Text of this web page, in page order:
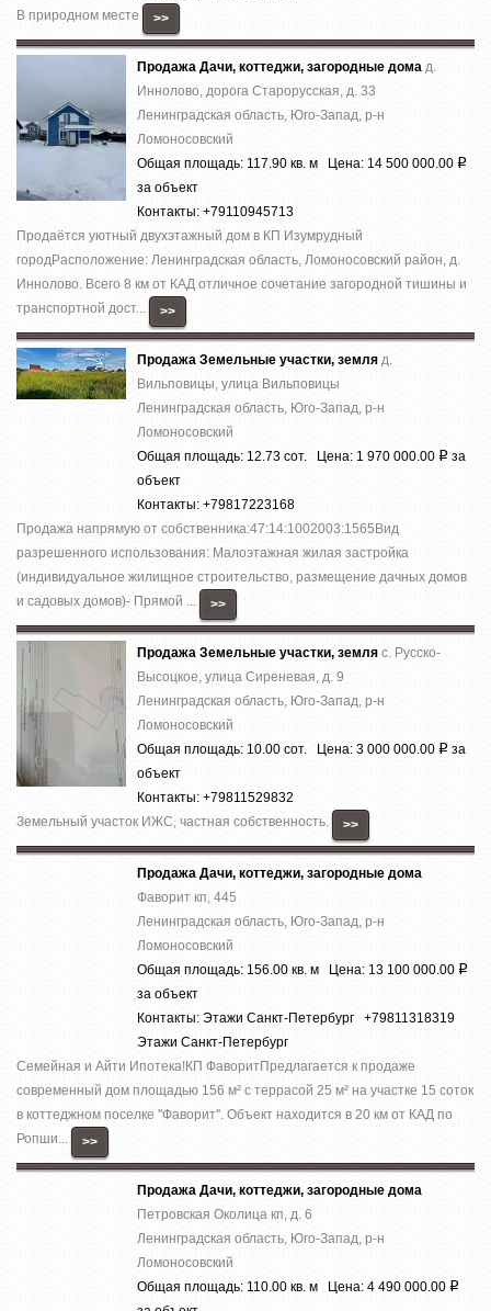
В природном месте
>>
Продажа Дачи, коттеджи, загородные дома д.
Иннолово, дорога Старорусская, д. 33
Ленинградская область, Юго-Запад, р-н
Ломоносовский
Общая площадь: 117.90 кв. м Цена: 14 500 000.00 Р
за объект
Контакты: +79110945713
Продаётся уютный двухэтажный дом в КП Изумрудный
городРасположение: Ленинградская область, Ломоносовский район, д.
Иннолово. Всего 8 км от КАД отличное сочетание загородной тишины и
транспортной дост...
>>
Продажа Земельные участки, земля д.
Вильповицы, улица Вильповицы
Ленинградская область, Юго-Запад, р-н
Ломоносовский
Общая площадь: 12.73 сот. Цена: 1 970 000.00 Р за
объект
Контакты: +79817223168
Продажа напрямую от собственника:47:14:1002003:1565Вид
разрешенного использования: Малоэтажная жилая застройка
(индивидуальное жилищное строительство, размещение дачных домов
и садовых домов)- Прямой ...
>>
Продажа Земельные участки, земля с. Русско-
Высоцкое, улица Сиреневая, д. 9
Ленинградская область, Юго-Запад, р-н
Ломоносовский
Общая площадь: 10.00 сот. Цена: 3 000 000.00 Р за
объект
Контакты: +79811529832
Земельный участок ИЖС, частная собственность.
>>
Продажа Дачи, коттеджи, загородные дома
Фаворит кп, 445
Ленинградская область, Юго-Запад, р-н
Ломоносовский
Общая площадь: 156.00 кв. м Цена: 13 100 000.00 Р
за объект
Контакты: Этажи Санкт-Петербург +79811318319
Этажи Санкт-Петербург
Семейная и Айти Ипотека!КП ФаворитПредлагается к продаже
современный дом площадью 156 м² с террасой 25 м² на участке 15 соток
в коттеджном поселке ''Фаворит''. Объект находится в 20 км от КАД по
Ропши...
>>
Продажа Дачи, коттеджи, загородные дома
Петровская Околица кп, д. 6
Ленинградская область, Юго-Запад, р-н
Ломоносовский
Общая площадь: 110.00 кв. м Цена: 4 490 000.00 Р